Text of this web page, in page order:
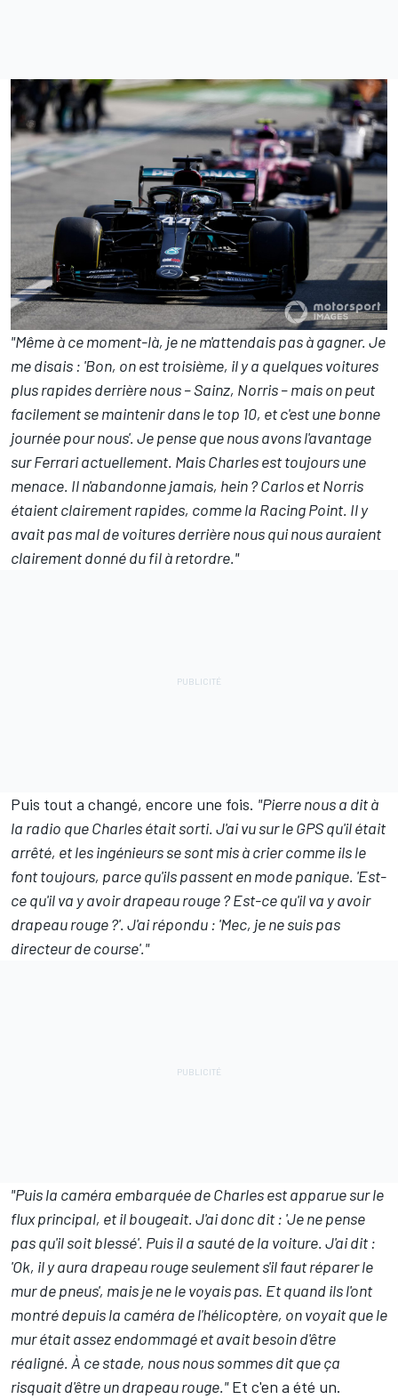
"Même à ce moment-là, je ne m'attendais pas à gagner. Je
me disais : 'Bon, on est troisième, il y a quelques voitures
plus rapides derrière nous – Sainz, Norris – mais on peut
facilement se maintenir dans le top 10, et c'est une bonne
journée pour nous'. Je pense que nous avons l'avantage
sur Ferrari actuellement. Mais Charles est toujours une
menace. Il n'abandonne jamais, hein ? Carlos et Norris
étaient clairement rapides, comme la Racing Point. Il y
avait pas mal de voitures derrière nous qui nous auraient
clairement donné du fil à retordre."
Puis tout a changé, encore une fois. "Pierre nous a dit à
la radio que Charles était sorti. J'ai vu sur le GPS qu'il était
arrêté, et les ingénieurs se sont mis à crier comme ils le
font toujours, parce qu'ils passent en mode panique. 'Est-
ce qu'il va y avoir drapeau rouge ? Est-ce qu'il va y avoir
drapeau rouge ?'. J'ai répondu : 'Mec, je ne suis pas
directeur de course'."
"Puis la caméra embarquée de Charles est apparue sur le
flux principal, et il bougeait. J'ai donc dit : 'Je ne pense
pas qu'il soit blessé'. Puis il a sauté de la voiture. J'ai dit :
'Ok, il y aura drapeau rouge seulement s'il faut réparer le
mur de pneus', mais je ne le voyais pas. Et quand ils l'ont
montré depuis la caméra de l'hélicoptère, on voyait que le
mur était assez endommagé et avait besoin d'être
réaligné. À ce stade, nous nous sommes dit que ça
risquait d'être un drapeau rouge."Et c'en a été un.